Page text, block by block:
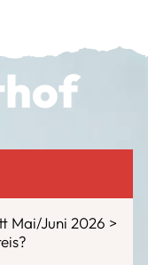
Mai/Juni 2026